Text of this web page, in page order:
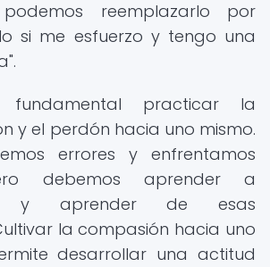
reemplazarlo por
si me esfuerzo y tengo una
fundamental practicar la
y el perdón hacia uno mismo.
errores y enfrentamos
debemos aprender a
y aprender de esas
la compasión hacia uno
desarrollar una actitud